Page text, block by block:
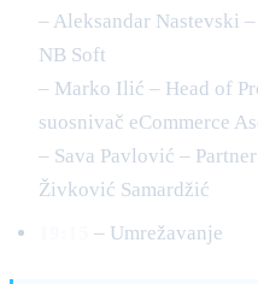
– Aleksandar Nastevski
NB Soft
– Marko Ilić – Head of
suosnivač eCommerce
– Sava Pavlović –
Živković Samardžić
– Umrežavanje